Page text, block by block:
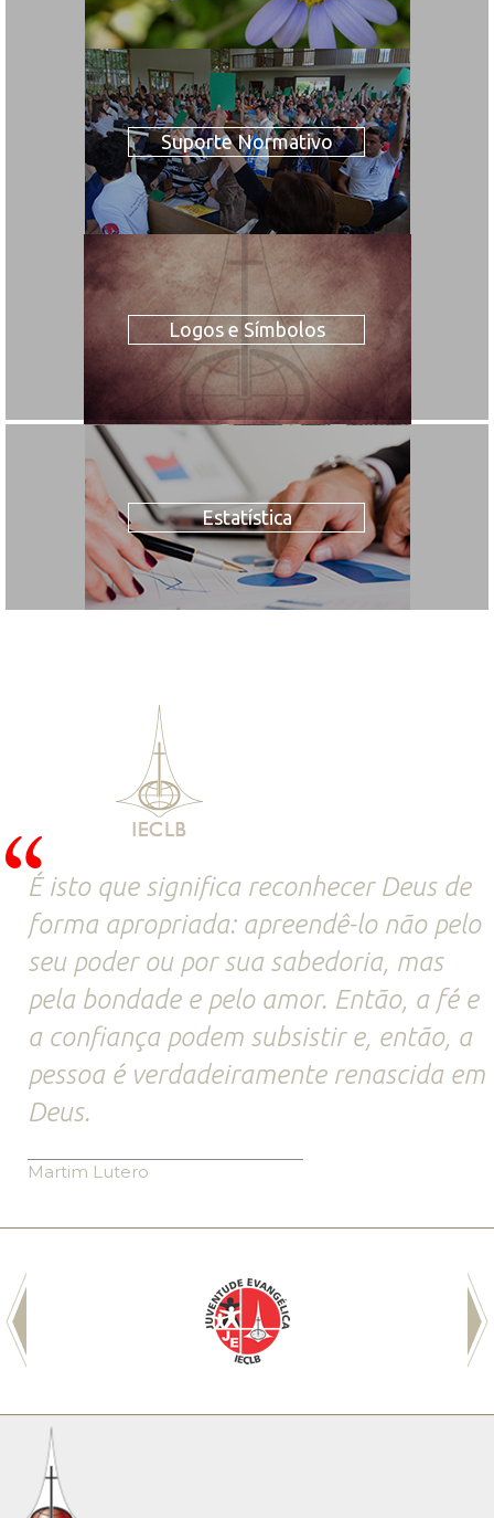
Suporte Normativo
Logos e Símbolos
Estatística
É isto que significa reconhecer Deus de
forma apropriada: apreendê-lo não pelo
seu poder ou por sua sabedoria, mas
pela bondade e pelo amor. Então, a fé e
a confiança podem subsistir e, então, a
pessoa é verdadeiramente renascida em
Deus.
Martim Lutero